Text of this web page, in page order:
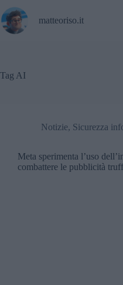
al
contenuto
matteoriso.it
Tag AI
Notizie, Sicurezza
Meta sperimenta l’uso
combattere le pubblicità